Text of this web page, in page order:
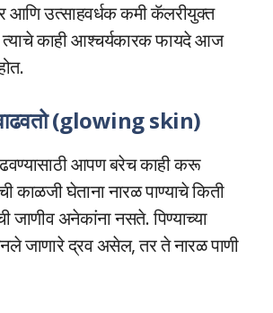
आणि उत्साहवर्धक कमी कॅलरीयुक्त
काही आश्चर्यकारक फायदे आज
(glowing skin)
आपण बरेच काही करू
काळजी घेताना नारळ पाण्याचे किती
जाणीव अनेकांना नसते. पिण्याच्या
जाणारे द्रव असेल, तर ते नारळ पाणी